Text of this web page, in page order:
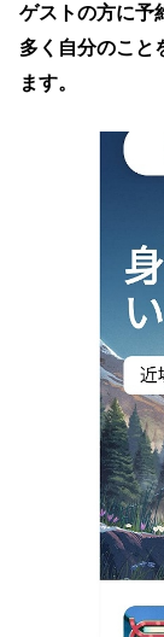
ゲストの方に予
多く自分のこと
ます。